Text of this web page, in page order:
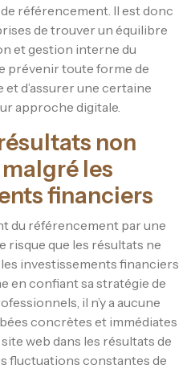
référencement. Il est donc
de trouver un équilibre
et gestion interne du
prévenir toute forme de
d’assurer une certaine
approche digitale.
non
les
financiers
du référencement par une
risque que les résultats ne
investissements financiers
en confiant sa stratégie de
il n’y a aucune
concrètes et immédiates
web dans les résultats de
fluctuations constantes de